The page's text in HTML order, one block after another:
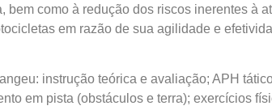
como à redução dos riscos inerentes à
em razão de sua agilidade e
instrução teórica e avaliação; APH
em pista (obstáculos e terra); exercícios